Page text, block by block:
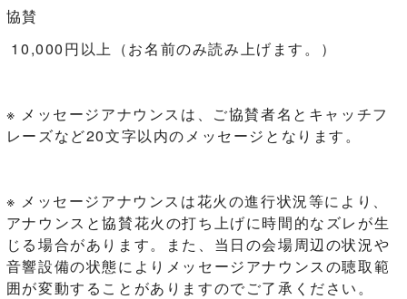
協賛
10,000円以上（お名前のみ読み上げます。）
※ メッセージアナウンスは、ご協賛者名とキャッチフ
レーズなど20文字以内のメッセージとなります。
※ メッセージアナウンスは花火の進行状況等により、
アナウンスと協賛花火の打ち上げに時間的なズレが生
じる場合があります。また、当日の会場周辺の状況や
音響設備の状態によりメッセージアナウンスの聴取範
囲が変動することがありますのでご了承ください。